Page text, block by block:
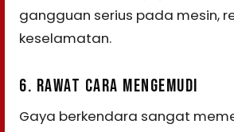
gangguan serius pada mesin,
keselamatan.
6. RAWAT CARA MENGEMUDI
Gaya berkendara sangat